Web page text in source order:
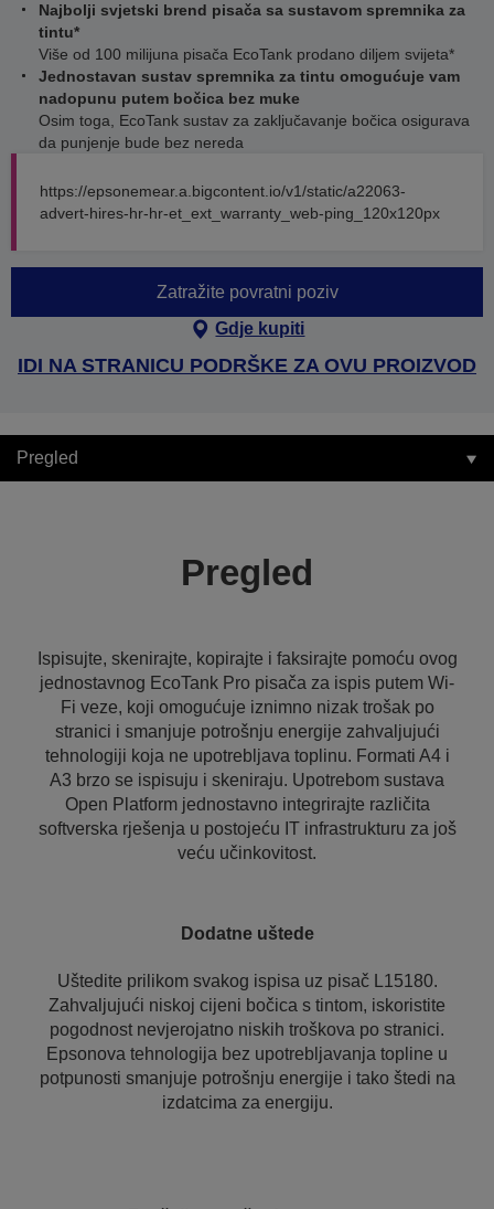
Najbolji svjetski brend pisača sa sustavom spremnika za
tintu*
Više od 100 milijuna pisača EcoTank prodano diljem svijeta*
Jednostavan sustav spremnika za tintu omogućuje vam
nadopunu putem bočica bez muke
Osim toga, EcoTank sustav za zaključavanje bočica osigurava
da punjenje bude bez nereda
https://epsonemear.a.bigcontent.io/v1/static/a22063-
advert-hires-hr-hr-et_ext_warranty_web-ping_120x120px
Zatražite povratni poziv
Gdje kupiti
IDI NA STRANICU PODRŠKE ZA OVU PROIZVOD
Pregled
Pregled
Ispisujte, skenirajte, kopirajte i faksirajte pomoću ovog
jednostavnog EcoTank Pro pisača za ispis putem Wi-
Fi veze, koji omogućuje iznimno nizak trošak po
stranici i smanjuje potrošnju energije zahvaljujući
tehnologiji koja ne upotrebljava toplinu. Formati A4 i
A3 brzo se ispisuju i skeniraju. Upotrebom sustava
Open Platform jednostavno integrirajte različita
softverska rješenja u postojeću IT infrastrukturu za još
veću učinkovitost.
Dodatne uštede
Uštedite prilikom svakog ispisa uz pisač L15180.
Zahvaljujući niskoj cijeni bočica s tintom, iskoristite
pogodnost nevjerojatno niskih troškova po stranici.
Epsonova tehnologija bez upotrebljavanja topline u
potpunosti smanjuje potrošnju energije i tako štedi na
izdatcima za energiju.